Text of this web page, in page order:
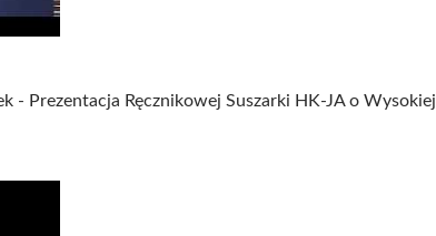
- Prezentacja Ręcznikowej Suszarki HK-JA o Wysokiej